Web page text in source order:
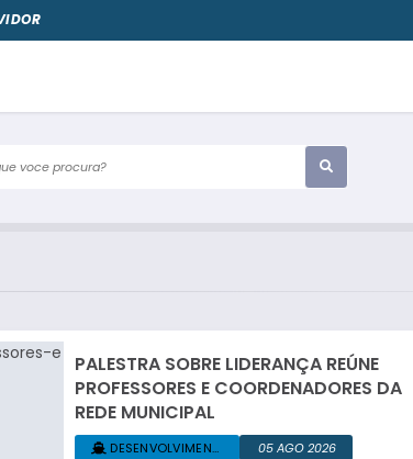
voce procura?
PALESTRA SOBRE LIDERANÇA REÚNE
PROFESSORES E COORDENADORES DA
REDE MUNICIPAL
05 AGO 2026
DESENVOLVIMENTO... +1